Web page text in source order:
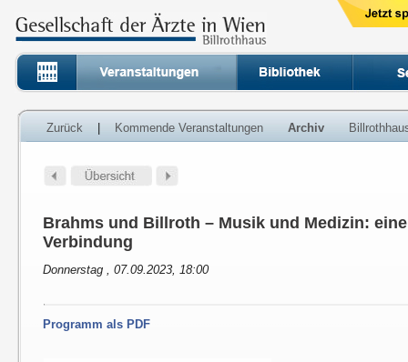
Zurück Kommende Veranstaltungen Archiv
Brahms und Billroth – Musik und Medizin:
Verbindung
Donnerstag , 07.09.2023, 18:00
Programm als PDF